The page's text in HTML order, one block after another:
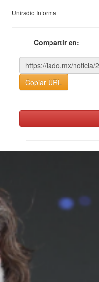
Uniradio Informa
Compartir en:
Copiar URL